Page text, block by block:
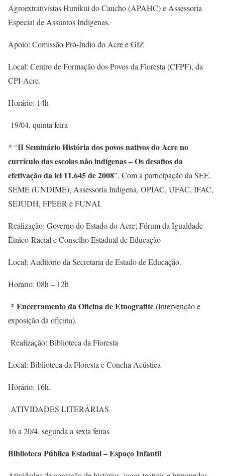
Agroextrativistas Hunikui do Caucho (APAHC) e Assessoria
Especial de Assuntos Indígenas.
Apoio: Comissão Pró-Índio do Acre e GIZ
Local: Centro de Formação dos Povos da Floresta (CFPF), da
CPI-Acre.
Horário: 14h
19/04, quinta feira
* “II Seminário História dos povos nativos do Acre no
currículo das escolas não indígenas – Os desafios da
efetivação da lei 11.645 de 2008”. Com a participação da SEE,
SEME (UNDIME), Assessoria Indígena, OPIAC, UFAC, IFAC,
SEJUDH, FPEER e FUNAI.
Realização: Governo do Estado do Acre; Fórum da Igualdade
Étnico-Racial e Conselho Estadual de Educação
Local: Auditório da Secretaria de Estado de Educação.
Horário: 08h – 12h
* Encerramento da Oficina de Etnografite(Intervenção e
exposição da oficina).
Realização: Biblioteca da Floresta
Local: Biblioteca da Floresta e Concha Acústica
Horário: 16h.
ATIVIDADES LITERÁRIAS
16 a 20/4, segunda a sexta feiras
Biblioteca Pública Estadual – Espaço Infantil